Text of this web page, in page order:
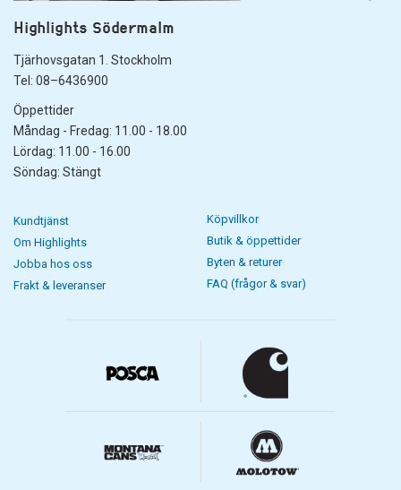
Highlights Södermalm
Tjärhovsgatan 1. Stockholm
Tel: 08–6436900
Öppettider
Måndag - Fredag: 11.00 - 18.00
Lördag: 11.00 - 16.00
Söndag: Stängt
Kundtjänst
Om Highlights
Jobba hos oss
Frakt & leveranser
Köpvillkor
Butik & öppettider
Byten & returer
FAQ (frågor & svar)